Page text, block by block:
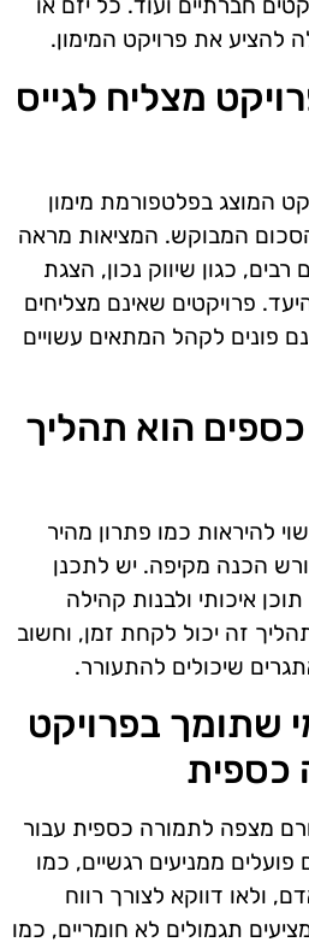
חברתיים ועוד. כל יזם או
להציע את פרויקט המימון.
כל פרויקט מצליח לגייס
המוצג בפלטפורמת מימון
הסכום המבוקש. המציאות מראה
כגון שיווק נכון, הצגת
פרויקטים שאינם מצליחים
פונים לקהל המתאים עשויים
גיוס כספים הוא תהליך
להיראות כמו פתרון מהיר
הכנה מקיפה. יש לתכנן
איכותי ולבנות קהילה
זה יכול לקחת זמן, וחשוב
שיכולים להתעורר.
כל מי שתומך בפרויקט
כספית
מצפה לתמורה כספית עבור
ממניעים רגשיים, כמו
ולאו דווקא לצורך רווח
תגמולים לא חומריים, כמו